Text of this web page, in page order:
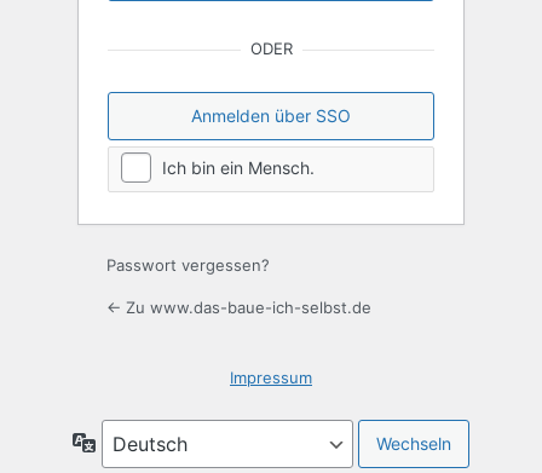
ODER
Anmelden über SSO
Ich bin ein Mensch.
Passwort vergessen?
← Zu www.das-baue-ich-selbst.de
Impressum
Sprache